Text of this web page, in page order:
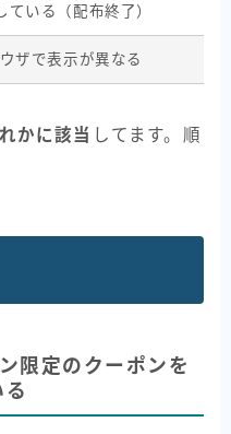
いる（配布終了）
ザで表示が異なる
かに該当 してます。順
限定のクーポンを